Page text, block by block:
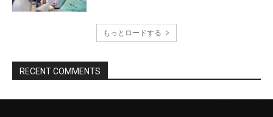
もっとロードする
RECENT COMMENTS